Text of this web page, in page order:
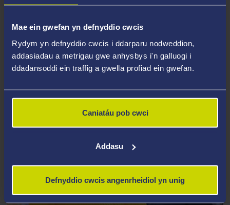
Mae ein gwefan yn defnyddio cwcis
Rydym yn defnyddio cwcis i ddarparu nodweddion,
addasiadau a metrigau gwe anhysbys i'n galluogi i
ddadansoddi ein traffig a gwella profiad ein gwefan.
Caniatáu pob cwci
Addasu
Defnyddio cwcis angenrheidiol yn unig
BYDWREIGIAETH